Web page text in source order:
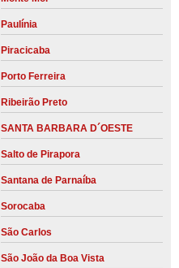
Paulínia
Piracicaba
Porto Ferreira
Ribeirão Preto
SANTA BARBARA D´OESTE
Salto de Pirapora
Santana de Parnaíba
Sorocaba
São Carlos
São João da Boa Vista